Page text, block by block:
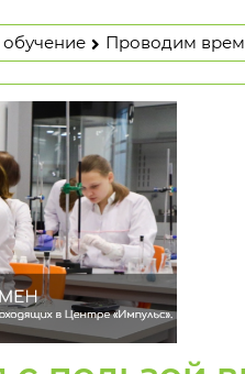
Проводим